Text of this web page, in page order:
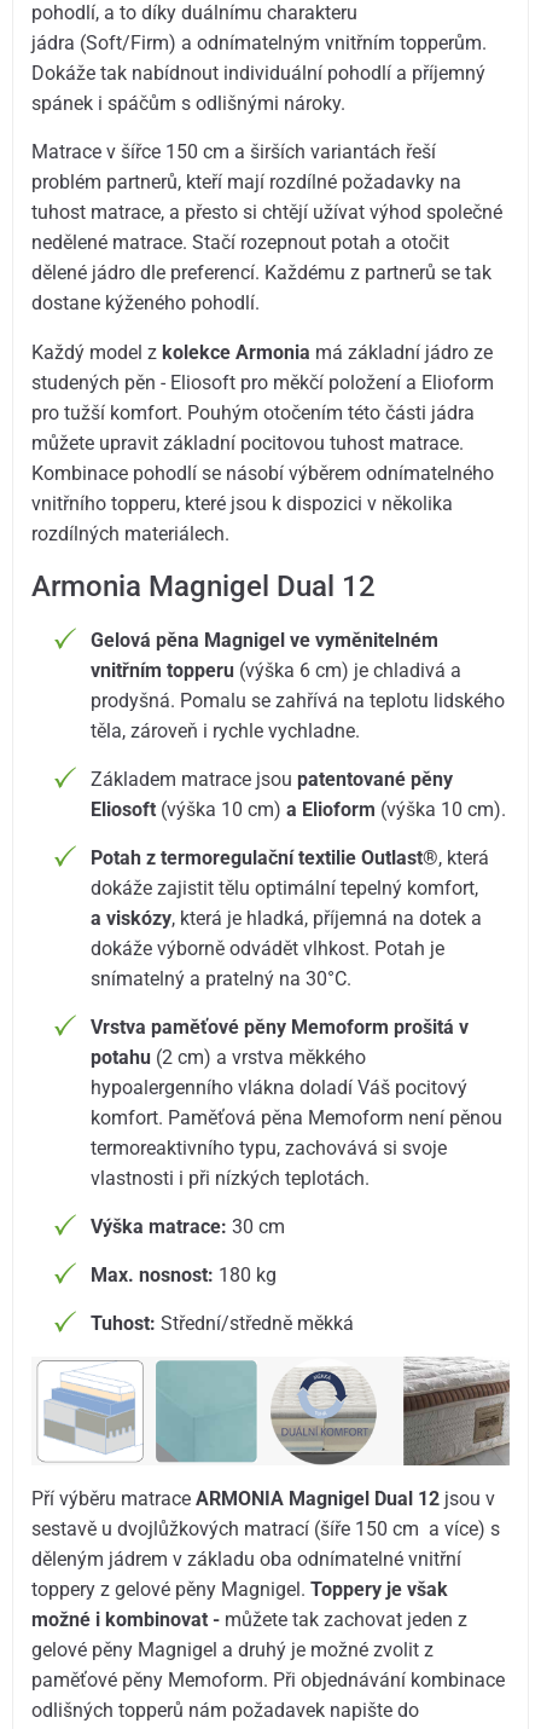
pohodlí, a to díky duálnímu charakteru
jádra (Soft/Firm) a odnímatelným vnitřním topperům.
Dokáže tak nabídnout individuální pohodlí a příjemný
spánek i spáčům s odlišnými nároky.
Matrace v šířce 150 cm a širších variantách řeší
problém partnerů, kteří mají rozdílné požadavky na
tuhost matrace, a přesto si chtějí užívat výhod společné
nedělené matrace. Stačí rozepnout potah a otočit
dělené jádro dle preferencí. Každému z partnerů se tak
dostane kýženého pohodlí.
Každý model zkolekce Armonia má základní jádro ze
studených pěn - Eliosoft pro měkčí položení a Elioform
pro tužší komfort. Pouhým otočením této části jádra
můžete upravit základní pocitovou tuhost matrace.
Kombinace pohodlí se násobí výběrem odnímatelného
vnitřního topperu, které jsou k dispozici v několika
rozdílných materiálech.
Armonia Magnigel Dual 12
Gelová pěna Magnigel ve vyměnitelném
vnitřním topperu (výška 6 cm) je chladivá a
prodyšná. Pomalu se zahřívá na teplotu lidského
těla, zároveň i rychle vychladne.
Základem matrace jsoupatentované pěny
Eliosoft (výška 10 cm)a Elioform (výška 10 cm).
Potah z termoregulační textilie Outlast®, která
dokáže zajistit tělu optimální tepelný komfort,
a viskózy, která je hladká, příjemná na dotek a
dokáže výborně odvádět vlhkost. Potah je
snímatelný a pratelný na 30°C.
Vrstva paměťové pěny Memoform prošitá v
potahu (2 cm) a vrstva měkkého
hypoalergenního vlákna doladí Váš pocitový
komfort. Paměťová pěna Memoform není pěnou
termoreaktivního typu, zachovává si svoje
vlastnosti i při nízkých teplotách.
Výška matrace: 30 cm
Max. nosnost: 180 kg
Tuhost: Střední/středně měkká
Pří výběru matraceARMONIA Magnigel Dual 12 jsou v
sestavě u dvojlůžkových matrací (šíře 150 cm a více) s
děleným jádrem v základu oba odnímatelné vnitřní
toppery z gelové pěny Magnigel.Toppery je však
možné i kombinovat - můžete tak zachovat jeden z
gelové pěny Magnigel a druhý je možné zvolit z
paměťové pěny Memoform. Při objednávání kombinace
odlišných topperů nám požadavek napište do